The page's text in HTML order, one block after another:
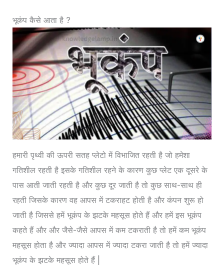
भूकंप कैसे आता है ?
हमारी पृथ्वी की ऊपरी सतह प्लेटो में विभाजित रहती है जो हमेशा
गतिशील रहती है इसके गतिशील रहने के कारण कुछ प्लेट एक दूसरे के
पास आती जाती रहती है और कुछ दूर जाती है तो कुछ साथ-साथ ही
रहती जिसके कारण वह आपस में टकराहट होती है और कंपन शुरू हो
जाती है जिससे हमें भूकंप के झटके महसूस होते हैं और हमें इस भूकंप
कहते हैं और और जैसे-जैसे आपस में कम टकराती है तो हमें कम भूकंप
महसूस होता है और ज्यादा आपस में ज्यादा टकरा जाती है तो हमें ज्यादा
भूकंप के झटके महसूस होते हैं |